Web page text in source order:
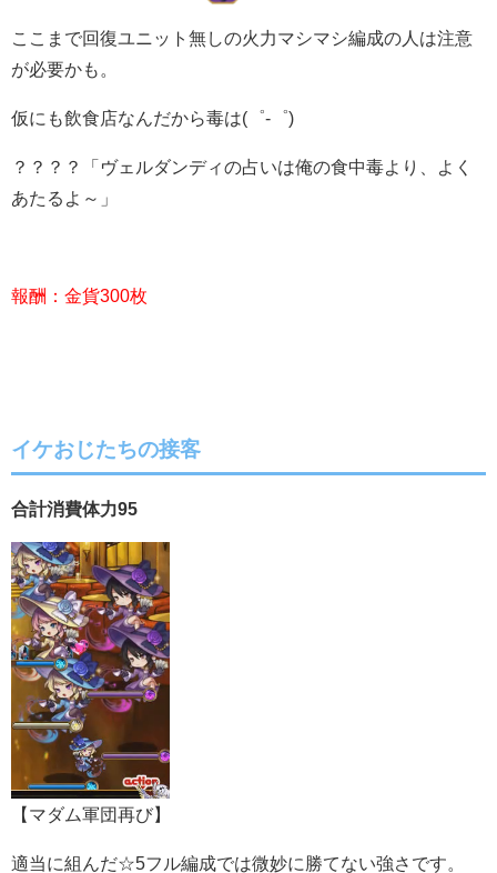
ここまで回復ユニット無しの火力マシマシ編成の人は注意
が必要かも。
仮にも飲食店なんだから毒は(゜-゜)
？？？？「ヴェルダンディの占いは俺の食中毒より、よく
あたるよ～」
報酬：金貨300枚
イケおじたちの接客
合計消費体力95
【マダム軍団再び】
適当に組んだ☆5フル編成では微妙に勝てない強さです。